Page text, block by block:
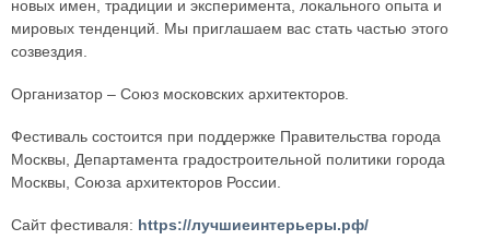
новых имен, традиции и эксперимента, локального опыта и
мировых тенденций. Мы приглашаем вас стать частью этого
созвездия.
Организатор – Союз московских архитекторов.
Фестиваль состоится при поддержке Правительства города
Москвы, Департамента градостроительной политики города
Москвы, Союза архитекторов России.
Сайт фестиваля: https://лучшиеинтерьеры.рф/